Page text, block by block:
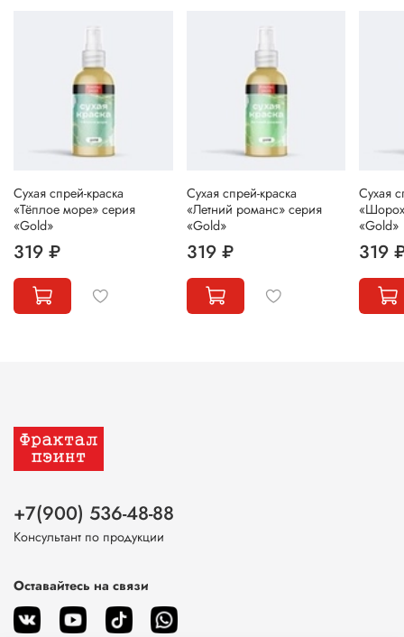
Сухая спрей-краска
«Тёплое море» серия
«Gold»
319 ₽
Сухая спрей-краска
«Летний романс» серия
«Gold»
319 ₽
Сухая
«Шорох
«Gold»
319
+7(900) 536-48-88
Консультант по продукции
Оставайтесь на связи